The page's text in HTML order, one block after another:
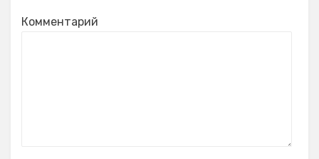
Комментарий